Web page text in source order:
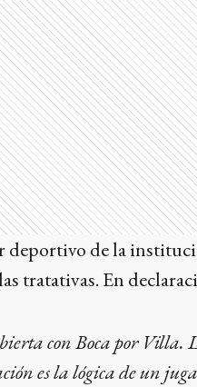
deportivo de la
tratativas. En
con Boca por Villa.
es la lógica de un